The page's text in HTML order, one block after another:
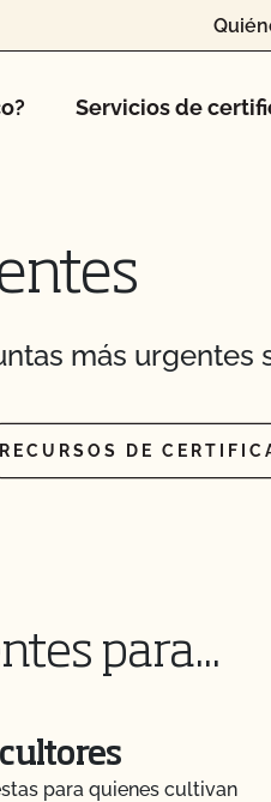
Servicios de
más
RECURSOS DE
para...
para quienes cultivan
orgánicos en mi
modificado